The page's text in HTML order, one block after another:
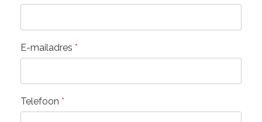
E-mailadres *
Telefoon *